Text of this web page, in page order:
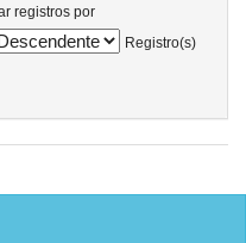
registros por
Registro(s)